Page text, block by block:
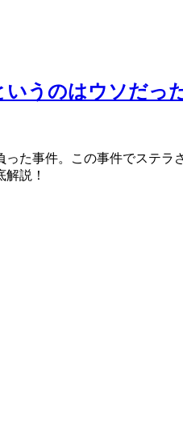
いうのはウソだっ
た事件。この事件でステラ
説！